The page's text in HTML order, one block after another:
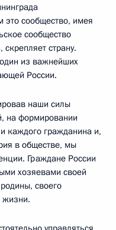
сообщество, имея
сообщество
страну.
из важнейших
России.
наши силы
на формировании
каждого гражданина и,
в обществе, мы
Граждане России
хозяевами своей
своего
жизни.